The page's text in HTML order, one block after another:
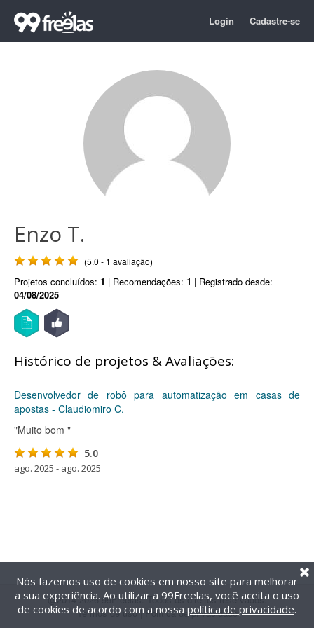
Login Cadastre-se
Enzo T.
(5.0 - 1 avaliação)
Projetos concluídos: 1 | Recomendações: 1 | Registrado desde:
04/08/2025
Histórico de projetos & Avaliações:
Desenvolvedor de robô para automatização em casas de
apostas - Claudiomiro C.
"Muito bom "
5.0
ago. 2025 - ago. 2025
@2014-2026 99Freelas. Todos os direitos reservados.
Termos de uso| Política de privacidade
Nós fazemos uso de cookies em nosso site para melhorar
a sua experiência. Ao utilizar a 99Freelas, você aceita o uso
de cookies de acordo com a nossa política de privacidade.